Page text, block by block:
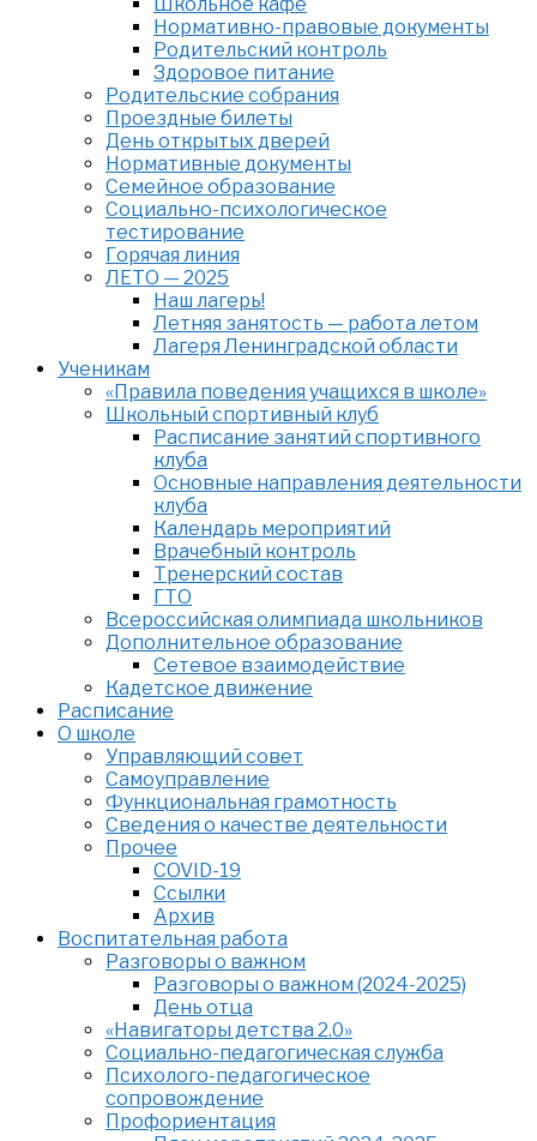
Нормативно-правовые документы
Родительский контроль
Здоровое питание
Родительские собрания
Проездные билеты
День открытых дверей
Нормативные документы
Семейное образование
Cоциально-психологическое
тестирование
Горячая линия
ЛЕТО — 2025
Наш лагерь!
Летняя занятость — работа летом
Лагеря Ленинградской области
Ученикам
«Правила поведения учащихся в школе»
Школьный спортивный клуб
Расписание занятий спортивного
клуба
Основные направления деятельности
клуба
Календарь мероприятий
Врачебный контроль
Тренерский состав
ГТО
Всероссийская олимпиада школьников
Дополнительное образование
Сетевое взаимодействие
Кадетское движение
Расписание
О школе
Управляющий совет
Самоуправление
Функциональная грамотность
Сведения о качестве деятельности
Прочее
COVID-19
Ссылки
Архив
Воспитательная работа
Разговоры о важном
Разговоры о важном (2024-2025)
День отца
«Навигаторы детства 2.0»
Социально-педагогическая служба
Психолого-педагогическое
сопровождение
Профориентация